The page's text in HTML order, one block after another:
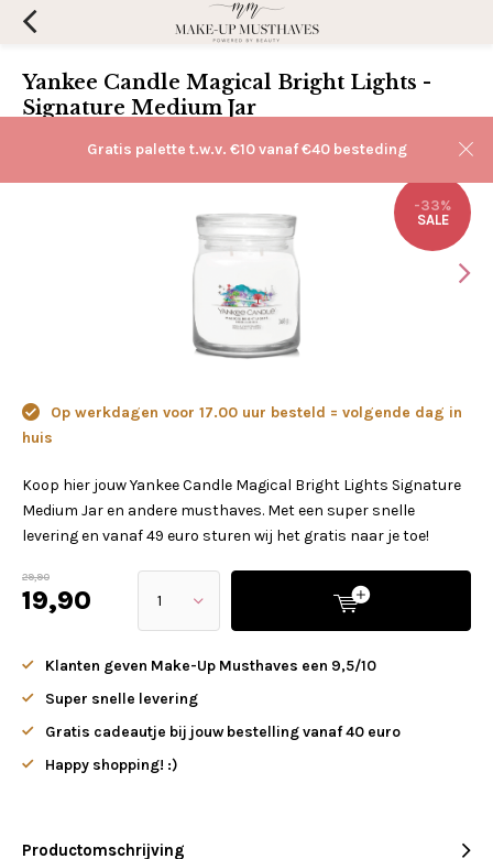
Gratis palette t.w.v. €10 vanaf €40 besteding
Yankee Candle Magical Bright Lights -
Signature Medium Jar
-33%
SALE
Op werkdagen voor 17.00 uur besteld = volgende dag in
huis
Koop hier jouw Yankee Candle Magical Bright Lights Signature
Medium Jar en andere musthaves. Met een super snelle
levering en vanaf 49 euro sturen wij het gratis naar je toe!
29,90
19,90
Klanten geven Make-Up Musthaves een 9,5/10
Super snelle levering
Gratis cadeautje bij jouw bestelling vanaf 40 euro
Happy shopping! :)
Productomschrijving